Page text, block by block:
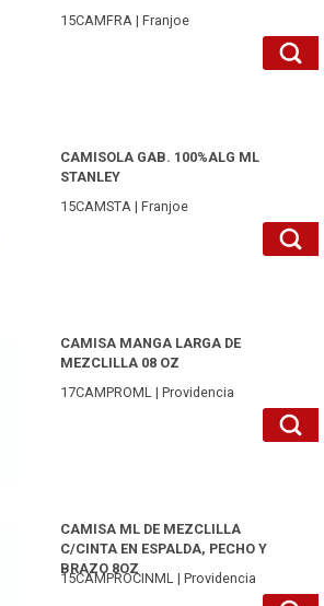
15CAMFRA | Franjoe
CAMISOLA GAB. 100%ALG ML
STANLEY
15CAMSTA | Franjoe
CAMISA MANGA LARGA DE
MEZCLILLA 08 OZ
17CAMPROML | Providencia
CAMISA ML DE MEZCLILLA
C/CINTA EN ESPALDA, PECHO Y
BRAZO 8OZ
15CAMPROCINML | Providencia